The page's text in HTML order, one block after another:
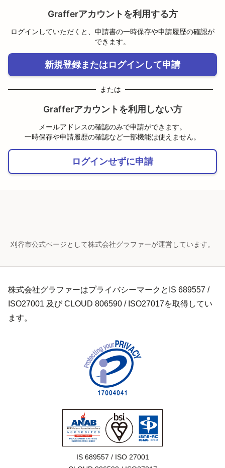
Grafferアカウントを利用する方
ログインしていただくと、申請書の一時保存や申請履歴の確認が
できます。
新規登録またはログインして申請
または
Grafferアカウントを利用しない方
メールアドレスの確認のみで申請ができます。
一時保存や申請履歴の確認など一部機能は使えません。
ログインせずに申請
刈谷市公式ページとして株式会社グラファーが運営しています。
株式会社グラファーはプライバシーマークとIS 689557 /
ISO27001 及び CLOUD 806590 / ISO27017を取得してい
ます。
IS 689557 / ISO 27001